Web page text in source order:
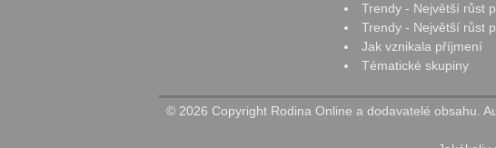
Trendy - Největší růst
Trendy - Největší růst
Jak vznikala příjmení
Tématické skupiny
© 2026 Copyright Rodina Online a dodavatelé obsahu.